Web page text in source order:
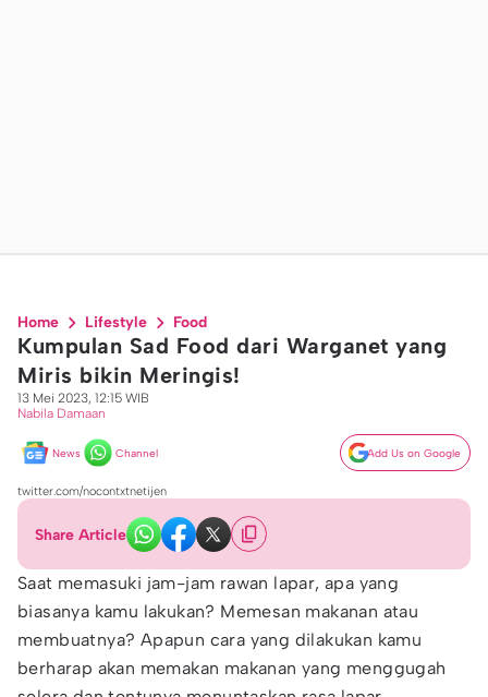
Home Lifestyle Food
Kumpulan Sad Food dari Warganet yang
Miris bikin Meringis!
13 Mei 2023, 12:15 WIB
Nabila Damaan
News Channel Add Us on Google
twitter.com/nocontxtnetijen
Share Article
Saat memasuki jam-jam rawan lapar, apa yang
biasanya kamu lakukan? Memesan makanan atau
membuatnya? Apapun cara yang dilakukan kamu
berharap akan memakan makanan yang menggugah